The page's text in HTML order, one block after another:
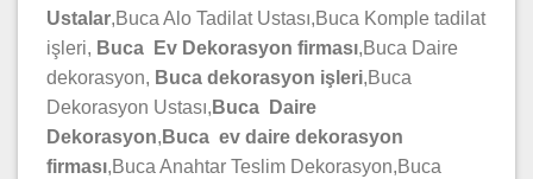
Ustalar,Buca Alo Tadilat Ustası,Buca Komple tadilat
işleri, Buca Ev Dekorasyon firması,Buca Daire
dekorasyon, Buca dekorasyon işleri,Buca
Dekorasyon Ustası, Buca
Daire
Dekorasyon, Buca ev daire dekorasyon
firması,Buca Anahtar Teslim Dekorasyon,Buca